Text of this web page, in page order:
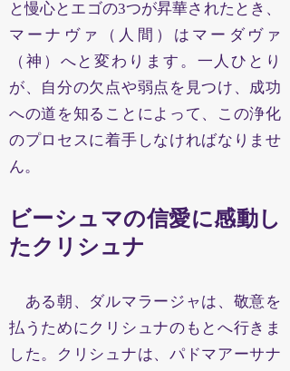
と慢心とエゴの3つが昇華されたとき、
マーナヴァ（人間）はマーダヴァ
（神）へと変わります。一人ひとり
が、自分の欠点や弱点を見つけ、成功
への道を知ることによって、この浄化
のプロセスに着手しなければなりませ
ん。
ビーシュマの信愛に感動し
たクリシュナ
ある朝、ダルマラージャは、敬意を
払うためにクリシュナのもとへ行きま
した。クリシュナは、パドマアーサナ